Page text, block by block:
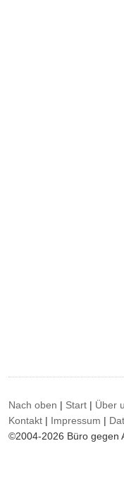
Nach oben | Start | Über
Kontakt | Impressum |
©2004-2026 Büro gegen